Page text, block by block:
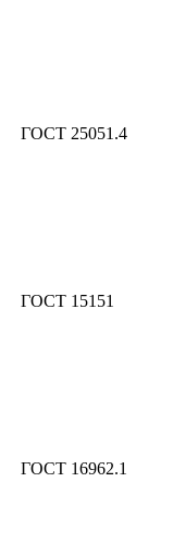
ГОСТ 25051.4
ГОСТ 15151
ГОСТ 16962.1